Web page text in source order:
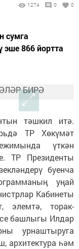
1274 0 0
сумга
эше 866 йортта
тәшкил итә.
ТР Хөкүмәт
үткән
ТР Президенты
буенча
уңай
Кабинеты
элемтә, торак-
башлыгы Илдар
урнаштыруга
архитектура һәм